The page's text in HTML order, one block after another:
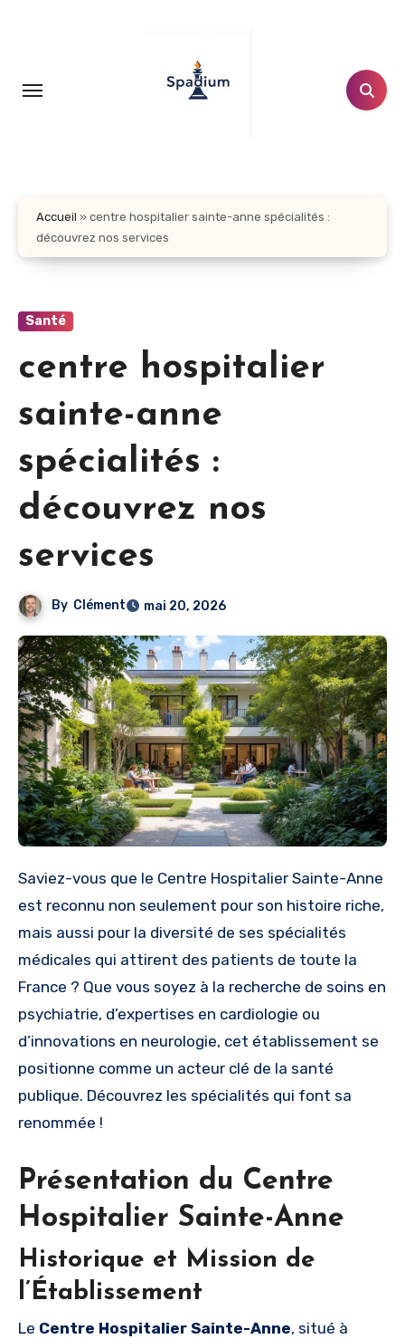
principal
Accueil » centre hospitalier sainte-anne spécialités :
découvrez nos services
Santé
centre hospitalier
sainte-anne
spécialités :
découvrez nos
services
By Clément mai 20, 2026
Saviez-vous que le Centre Hospitalier Sainte-Anne
est reconnu non seulement pour son histoire riche,
mais aussi pour la diversité de ses spécialités
médicales qui attirent des patients de toute la
France ? Que vous soyez à la recherche de soins en
psychiatrie, d’expertises en cardiologie ou
d’innovations en neurologie, cet établissement se
positionne comme un acteur clé de la santé
publique. Découvrez les spécialités qui font sa
renommée !
Présentation du Centre
Hospitalier Sainte-Anne
Historique et Mission de
l’Établissement
Le Centre Hospitalier Sainte-Anne, situé à